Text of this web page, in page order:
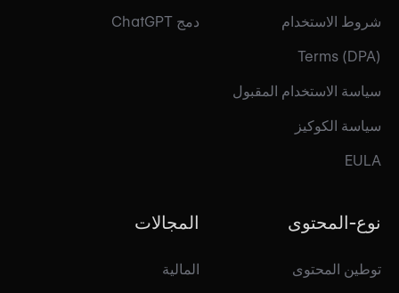
شروط الاستخدام
Terms (DPA)
سياسة الاستخدام المقبول
سياسة الكوكيز
EULA
دمج ChatGPT
نوع-المحتوى
توطين المحتوى
المجالات
المالية